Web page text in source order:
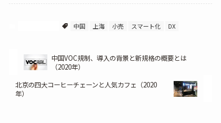
中国 上海 小売 スマート化 DX
中国VOC規制、導入の背景と新規格の概要とは
（2020年）
北京の四大コーヒーチェーンと人気カフェ（2020
年）